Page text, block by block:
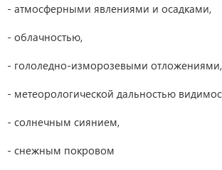
- атмосферными явлениями и осадками,
- облачностью,
- гололедно-изморозевыми отложениями,
- метеорологической дальностью
- солнечным сиянием,
- снежным покровом